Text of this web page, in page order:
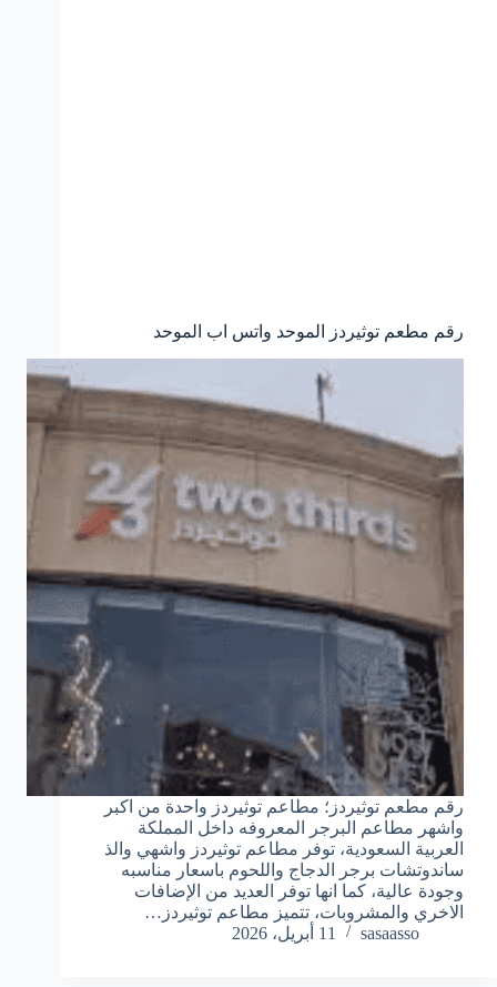
رقم مطعم توثيردز الموحد واتس اب الموحد
رقم مطعم توثيردز؛ مطاعم توثيردز واحدة من اكبر
واشهر مطاعم البرجر المعروفه داخل المملكة
العربية السعودية، توفر مطاعم توثيردز واشهي والذ
ساندوتشات برجر الدجاج واللحوم باسعار مناسبه
وجودة عالية، كما انها توفر العديد من الإضافات
الاخري والمشروبات، تتميز مطاعم توثيردز…
sasaasso
11 أبريل، 2026